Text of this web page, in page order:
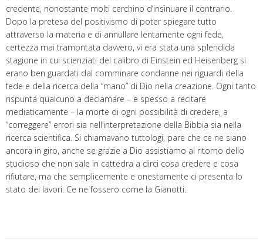
credente, nonostante molti cerchino d’insinuare il contrario.
Dopo la pretesa del positivismo di poter spiegare tutto
attraverso la materia e di annullare lentamente ogni fede,
certezza mai tramontata davvero, vi era stata una splendida
stagione in cui scienziati del calibro di Einstein ed Heisenberg si
erano ben guardati dal comminare condanne nei riguardi della
fede e della ricerca della “mano” di Dio nella creazione. Ogni tanto
rispunta qualcuno a declamare – e spesso a recitare
mediaticamente – la morte di ogni possibilità di credere, a
“correggere” errori sia nell’interpretazione della Bibbia sia nella
ricerca scientifica. Si chiamavano tuttologi, pare che ce ne siano
ancora in giro, anche se grazie a Dio assistiamo al ritorno dello
studioso che non sale in cattedra a dirci cosa credere e cosa
rifiutare, ma che semplicemente e onestamente ci presenta lo
stato dei lavori. Ce ne fossero come la Gianotti.